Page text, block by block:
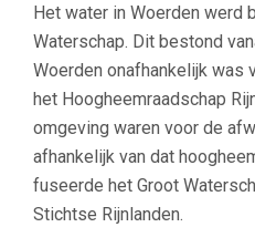
Het water in Woerden werd
Waterschap. Dit bestond
Woerden onafhankelijk was
het Hoogheemraadschap
omgeving waren voor de
afhankelijk van dat
fuseerde het Groot
Stichtse Rijnlanden.